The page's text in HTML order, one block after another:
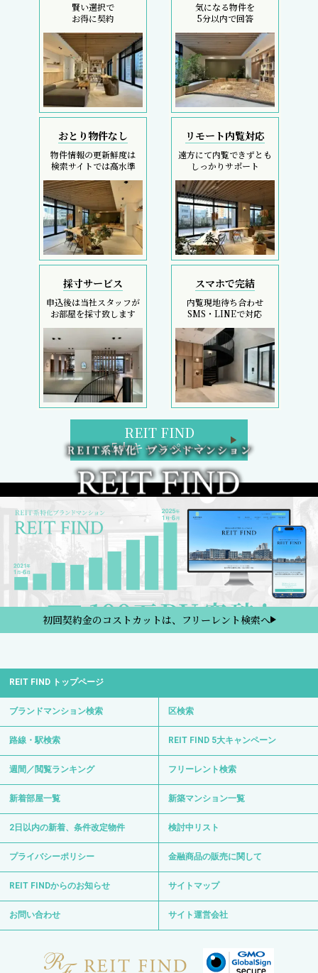
賢い選択で
お得に契約
気になる物件を
5分以内で回答
おとり物件なし
物件情報の更新鮮度は
検索サイトでは高水準
リモート内覧対応
遠方にて内覧できずとも
しっかりサポート
採寸サービス
申込後は当社スタッフが
お部屋を採寸致します
スマホで完結
内覧現地待ち合わせ
SMS・LINEで対応
REIT FIND
5大キャンペーン
初回契約金のコストカットは、フリーレント検索へ
REIT FIND トップページ
ブランドマンション検索 区検索
路線・駅検索 REIT FIND 5大キャンペーン
週間／閲覧ランキング フリーレント検索
新着部屋一覧 新築マンション一覧
2日以内の新着、条件改定物件 検討中リスト
プライバシーポリシー 金融商品の販売に関して
REIT FINDからのお知らせ サイトマップ
お問い合わせ サイト運営会社